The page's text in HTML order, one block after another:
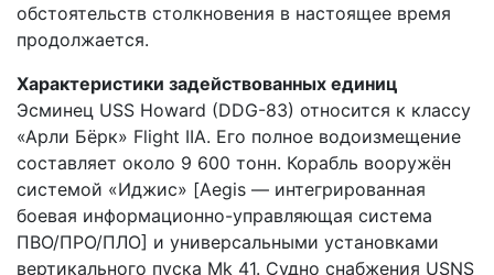
обстоятельств столкновения в настоящее время
продолжается.
Характеристики задействованных единиц
Эсминец USS Howard (DDG-83) относится к классу
«Арли Бёрк» Flight IIA. Его полное водоизмещение
составляет около 9 600 тонн. Корабль вооружён
системой «Иджис» [Aegis — интегрированная
боевая информационно-управляющая система
ПВО/ПРО/ПЛО] и универсальными установками
вертикального пуска Mk 41. Судно снабжения USNS